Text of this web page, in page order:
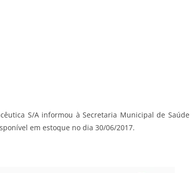
S/A informou à Secretaria Municipal de Saúde
em estoque no dia 30/06/2017.